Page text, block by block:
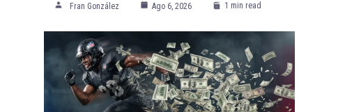
Fran González Ago 6, 2026 1 min read